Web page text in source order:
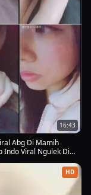
16:43
Abg Di Mamih
Indo Viral Ngulek Di
HD